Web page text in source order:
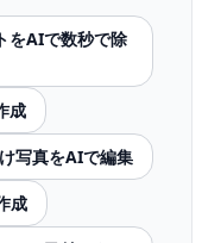
をAIで数秒で除
成
写真をAIで編集
成